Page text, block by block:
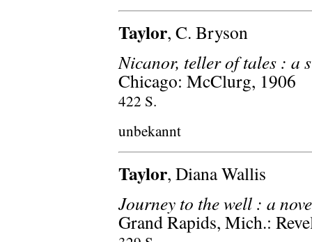
Taylor, C. Bryson
Nicanor, teller of tales : a
Chicago: McClurg, 1906
422 S.
unbekannt
Taylor, Diana Wallis
Journey to the well : a
Grand Rapids, Mich.: